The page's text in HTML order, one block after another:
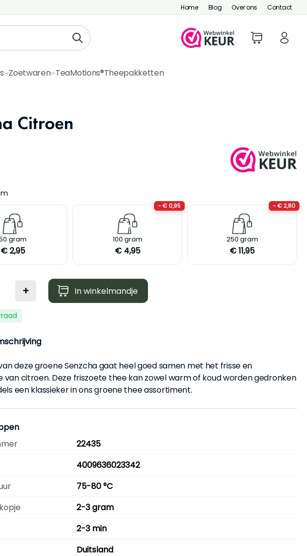
Home Blog Over ons Contact
Zoetwaren TeaMotions®Theepakketten
Citroen
S
gram
€ 2,95
- € 0,95
M
100 gram
€ 4,95
- € 2,80
L
250 gram
€ 11,95
+ In winkelmandje
deze groene Senzcha gaat heel goed samen met het frisse en
van citroen. Deze friszoete thee kan zowel warm of koud worden gedronken
een klassieker in ons groene thee assortiment.
22435
4009636023342
75-80 °C
2-3 gram
2-3 min
Duitsland